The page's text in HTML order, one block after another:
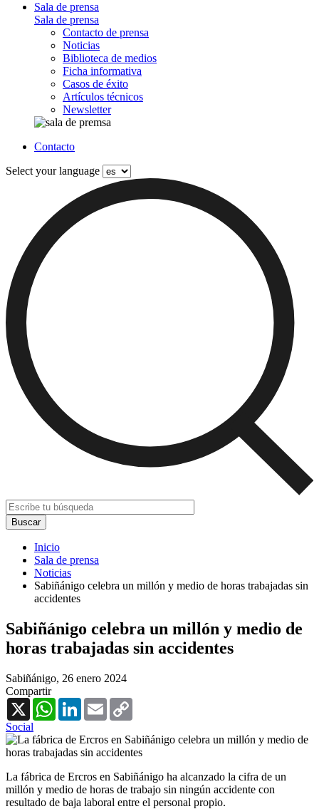
Sala de prensa
Sala de prensa
Contacto de prensa
Noticias
Biblioteca de medios
Ficha informativa
Casos de éxito
Artículos técnicos
Newsletter
Contacto
Select your language
Inicio
Sala de prensa
Noticias
Sabiñánigo celebra un millón y medio de horas trabajadas sin
accidentes
Sabiñánigo celebra un millón y medio de
horas trabajadas sin accidentes
Sabiñánigo, 26 enero 2024
Compartir
X
WhatsAppLinkedInEmail
Social
La fábrica de Ercros en Sabiñánigo ha alcanzado la cifra de un
millón y medio de horas de trabajo sin ningún accidente con
resultado de baja laboral entre el personal propio.